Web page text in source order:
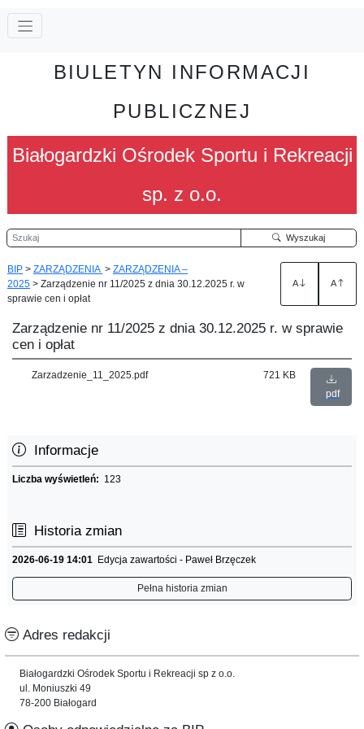
BIULETYN INFORMACJI
PUBLICZNEJ
Białogardzki Ośrodek Sportu i Rekreacji
sp. z o.o.
Szukaj Wyszukaj
BIP > ZARZĄDZENIA > ZARZĄDZENIA –
2025 > Zarządzenie nr 11/2025 z dnia 30.12.2025 r. w
sprawie cen i opłat
A A
Zarządzenie nr 11/2025 z dnia 30.12.2025 r. w sprawie
cen i opłat
Zarzadzenie_11_2025.pdf
721 KB
pdf
Informacje
Liczba wyświetleń: 123
Historia zmian
2026-06-19 14:01 Edycja zawartości - Paweł Brzęczek
Pełna historia zmian
Adres redakcji
Białogardzki Ośrodek Sportu i Rekreacji sp z o.o.
ul. Moniuszki 49
78-200 Białogard